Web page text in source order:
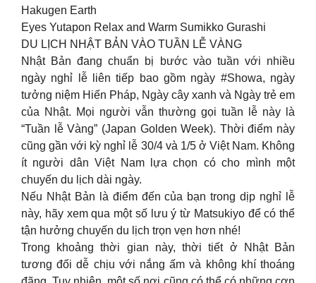
Hakugen Earth
Eyes Yutapon Relax and Warm Sumikko Gurashi
DU LỊCH NHẬT BẢN VÀO TUẦN LỄ VÀNG
Nhật Bản đang chuẩn bị bước vào tuần với nhiều
ngày nghỉ lễ liên tiếp bao gồm ngày #Showa, ngày
tưởng niệm Hiến Pháp, Ngày cây xanh và Ngày trẻ em
của Nhật. Mọi người vẫn thường gọi tuần lễ này là
“Tuần lễ Vàng” (Japan Golden Week). Thời điểm này
cũng gần với kỳ nghỉ lễ 30/4 và 1/5 ở Việt Nam. Không
ít người dân Việt Nam lựa chọn có cho mình một
chuyến du lịch dài ngày.
Nếu Nhật Bản là điểm đến của bạn trong dịp nghỉ lễ
này, hãy xem qua một số lưu ý từ Matsukiyo để có thể
tận hưởng chuyến du lịch trọn vẹn hơn nhé!
Trong khoảng thời gian này, thời tiết ở Nhật Bản
tương đối dễ chịu với nắng ấm và không khí thoáng